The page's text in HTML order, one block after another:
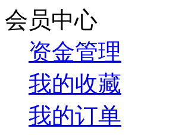
会员中心
资金管理
我的收藏
我的订单